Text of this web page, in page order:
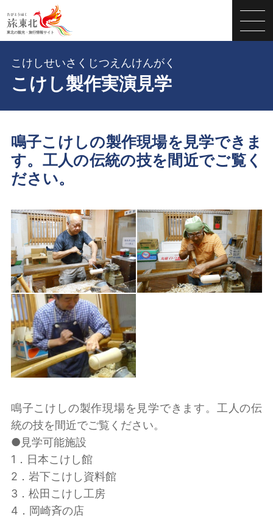
こけし製作実演見学
こけしせいさくじつえんけんがく
鳴子こけしの製作現場を見学できま
す。工人の伝統の技を間近でご覧く
ださい。
鳴子こけしの製作現場を見学できます。工人の伝
統の技を間近でご覧ください。
●見学可能施設
1．日本こけし館
2．岩下こけし資料館
3．松田こけし工房
4．岡崎斉の店